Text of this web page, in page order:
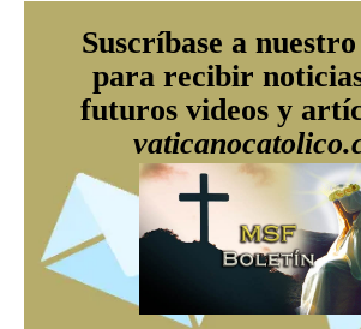
Suscríbase a
para recibir
futuros videos y